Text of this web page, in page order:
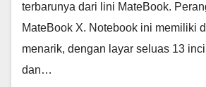
terbarunya dari lini MateBook.
MateBook X. Notebook ini memiliki
menarik, dengan layar seluas 13
dan…